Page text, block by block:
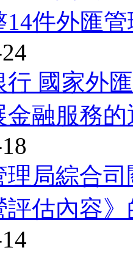
件外匯
行 國家外
金融服務的
理局綜合
評估內容